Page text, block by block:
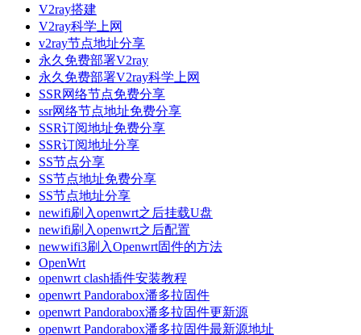
V2ray搭建
V2ray科学上网
v2ray节点地址分享
永久免费部署V2ray
永久免费部署V2ray科学上网
SSR网络节点免费分享
ssr网络节点地址免费分享
SSR订阅地址免费分享
SSR订阅地址分享
SS节点分享
SS节点地址免费分享
SS节点地址分享
newifi刷入openwrt之后挂载U盘
newifi刷入openwrt之后配置
newwifi3刷入Openwrt固件的方法
OpenWrt
openwrt clash插件安装教程
openwrt Pandorabox潘多拉固件
openwrt Pandorabox潘多拉固件更新源
openwrt Pandorabox潘多拉固件最新源地址